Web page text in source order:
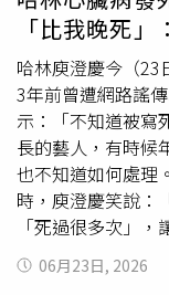
做DRAM、做邏輯
要做邏輯晶片，
DRAM轉型為力積
家。
「比我晚死」
哈林庾澄慶今（23
3年前曾遭網路謠
示：「不知道被寫
長的藝人，有時候
也不知道如何處理
時，庾澄慶笑說：
「死過很多次」
貓
呀！」對於健
康檢查，自認身體
06月23日, 2026